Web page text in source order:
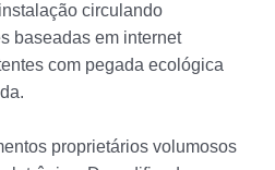
circulando
baseadas em internet
com pegada ecológica
proprietários volumosos